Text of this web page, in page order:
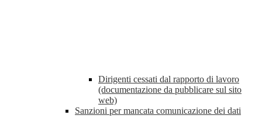
Dirigenti cessati dal rapporto di lavoro
(documentazione da pubblicare sul sito
web)
Sanzioni per mancata comunicazione dei dati